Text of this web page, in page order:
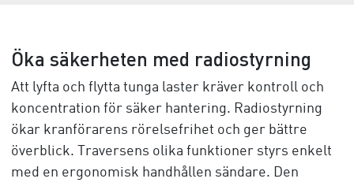
Öka säkerheten med radiostyrning
Att lyfta och flytta tunga laster kräver kontroll och
koncentration för säker hantering. Radiostyrning
ökar kranförarens rörelsefrihet och ger bättre
överblick. Traversens olika funktioner styrs enkelt
med en ergonomisk handhållen sändare. Den